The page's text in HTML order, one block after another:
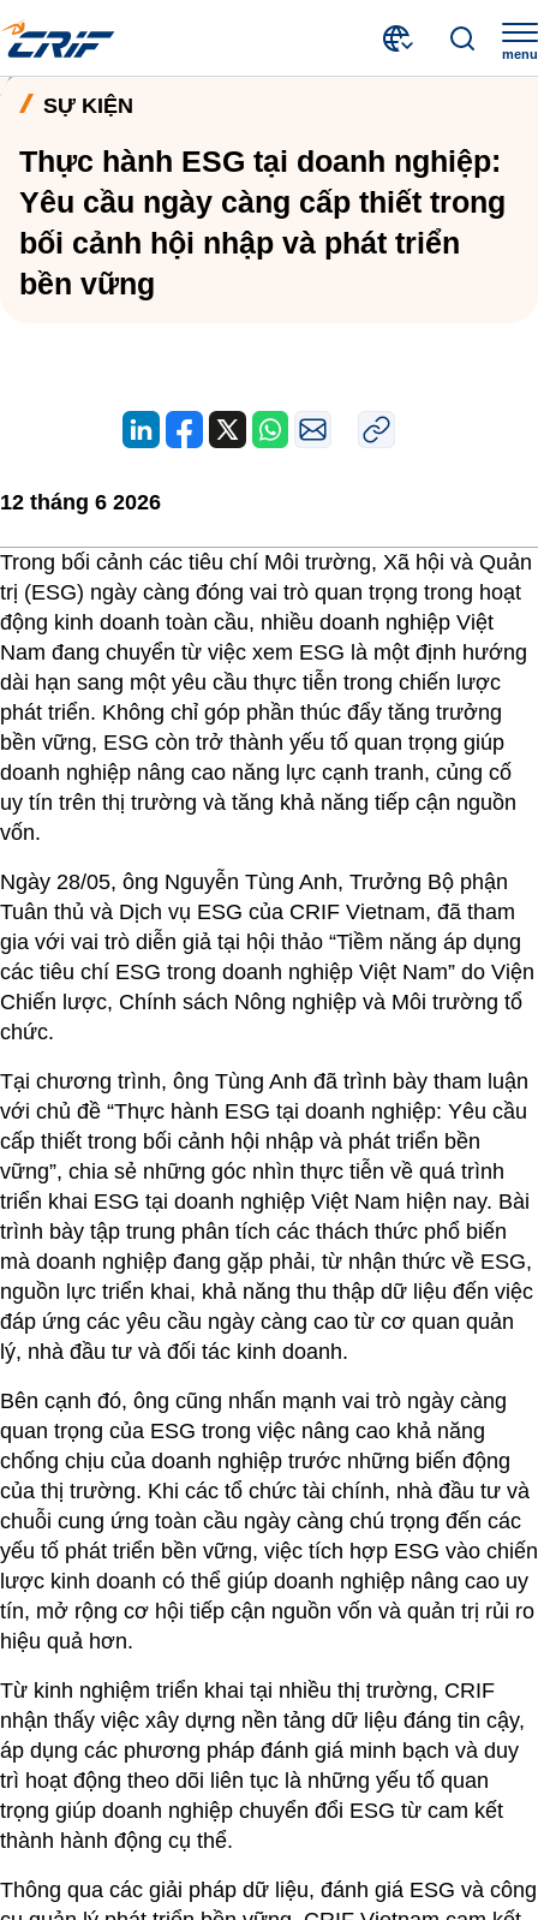
menu
SỰ KIỆN
Thực hành ESG tại doanh nghiệp:
Yêu cầu ngày càng cấp thiết trong
bối cảnh hội nhập và phát triển
bền vững
12 tháng 6 2026
Trong bối cảnh các tiêu chí Môi trường, Xã hội và Quản
trị (ESG) ngày càng đóng vai trò quan trọng trong hoạt
động kinh doanh toàn cầu, nhiều doanh nghiệp Việt
Nam đang chuyển từ việc xem ESG là một định hướng
dài hạn sang một yêu cầu thực tiễn trong chiến lược
phát triển. Không chỉ góp phần thúc đẩy tăng trưởng
bền vững, ESG còn trở thành yếu tố quan trọng giúp
doanh nghiệp nâng cao năng lực cạnh tranh, củng cố
uy tín trên thị trường và tăng khả năng tiếp cận nguồn
vốn.
Ngày 28/05, ông Nguyễn Tùng Anh, Trưởng Bộ phận
Tuân thủ và Dịch vụ ESG của CRIF Vietnam, đã tham
gia với vai trò diễn giả tại hội thảo “Tiềm năng áp dụng
các tiêu chí ESG trong doanh nghiệp Việt Nam” do Viện
Chiến lược, Chính sách Nông nghiệp và Môi trường tổ
chức.
Tại chương trình, ông Tùng Anh đã trình bày tham luận
với chủ đề “Thực hành ESG tại doanh nghiệp: Yêu cầu
cấp thiết trong bối cảnh hội nhập và phát triển bền
vững”, chia sẻ những góc nhìn thực tiễn về quá trình
triển khai ESG tại doanh nghiệp Việt Nam hiện nay. Bài
trình bày tập trung phân tích các thách thức phổ biến
mà doanh nghiệp đang gặp phải, từ nhận thức về ESG,
nguồn lực triển khai, khả năng thu thập dữ liệu đến việc
đáp ứng các yêu cầu ngày càng cao từ cơ quan quản
lý, nhà đầu tư và đối tác kinh doanh.
Bên cạnh đó, ông cũng nhấn mạnh vai trò ngày càng
quan trọng của ESG trong việc nâng cao khả năng
chống chịu của doanh nghiệp trước những biến động
của thị trường. Khi các tổ chức tài chính, nhà đầu tư và
chuỗi cung ứng toàn cầu ngày càng chú trọng đến các
yếu tố phát triển bền vững, việc tích hợp ESG vào chiến
lược kinh doanh có thể giúp doanh nghiệp nâng cao uy
tín, mở rộng cơ hội tiếp cận nguồn vốn và quản trị rủi ro
hiệu quả hơn.
Từ kinh nghiệm triển khai tại nhiều thị trường, CRIF
nhận thấy việc xây dựng nền tảng dữ liệu đáng tin cậy,
áp dụng các phương pháp đánh giá minh bạch và duy
trì hoạt động theo dõi liên tục là những yếu tố quan
trọng giúp doanh nghiệp chuyển đổi ESG từ cam kết
thành hành động cụ thể.
Thông qua các giải pháp dữ liệu, đánh giá ESG và công